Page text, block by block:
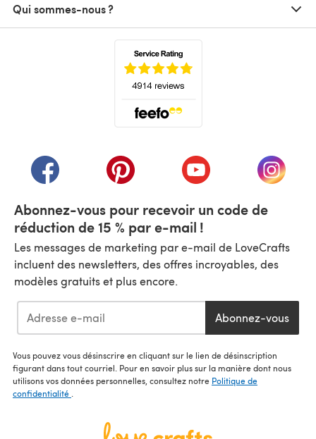
Qui sommes-nous ?
(s'ouvre dans un nouvel onglet)
(s'ouvre dans un nouvel onglet)
(s'ouvre dans un(s'ouvre
Abonnez-vous pour recevoir un code de
réduction de 15 % par e-mail !
Les messages de marketing par e-mail de LoveCrafts
incluent des newsletters, des offres incroyables, des
modèles gratuits et plus encore.
Abonnez-vous
Vous pouvez vous désinscrire en cliquant sur le lien de désinscription
figurant dans tout courriel. Pour en savoir plus sur la manière dont nous
utilisons vos données personnelles, consultez notre Politique de
confidentialité